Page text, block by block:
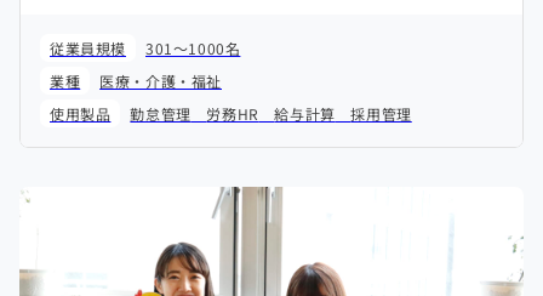
従業員規模
301～1000名
業種
医療・介護・福祉
使用製品
勤怠管理 労務HR 給与計算 採用管理